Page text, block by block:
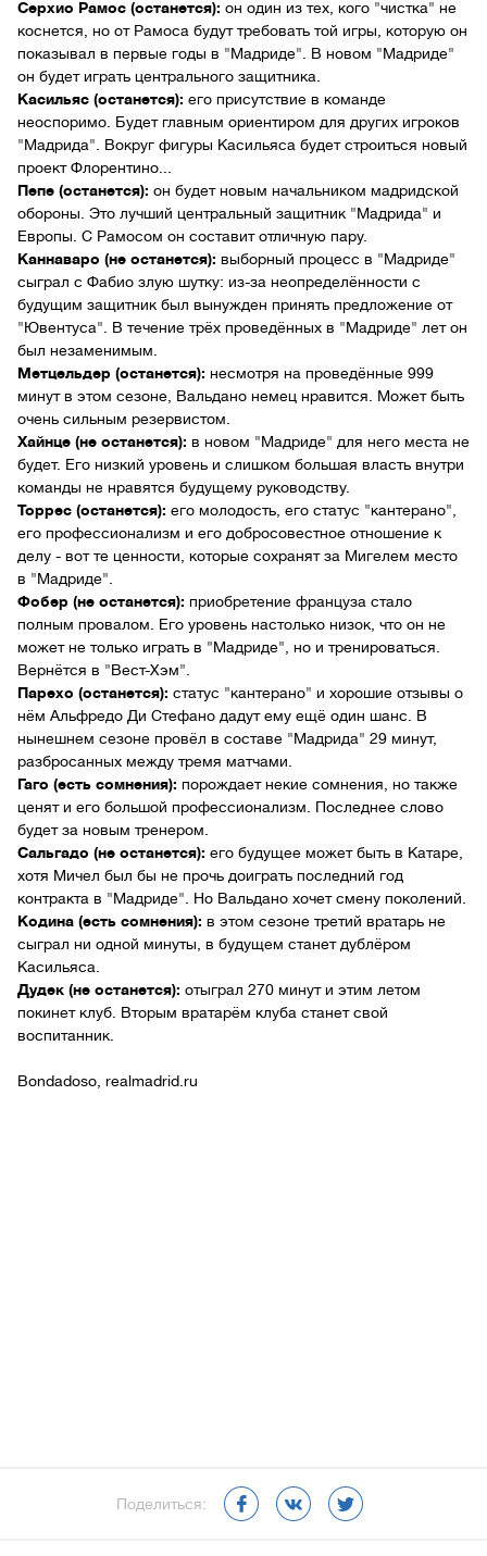
Серхио Рамос (останется): он один из тех, кого "чистка" не
коснется, но от Рамоса будут требовать той игры, которую он
показывал в первые годы в "Мадриде". В новом "Мадриде"
он будет играть центрального защитника.
Касильяс (останется): его присутствие в команде
неоспоримо. Будет главным ориентиром для других игроков
"Мадрида". Вокруг фигуры Касильяса будет строиться новый
проект Флорентино...
Пепе (останется): он будет новым начальником мадридской
обороны. Это лучший центральный защитник "Мадрида" и
Европы. С Рамосом он составит отличную пару.
Каннаваро (не останется): выборный процесс в "Мадриде"
сыграл с Фабио злую шутку: из-за неопределённости с
будущим защитник был вынужден принять предложение от
"Ювентуса". В течение трёх проведённых в "Мадриде" лет он
был незаменимым.
Метцельдер (останется): несмотря на проведённые 999
минут в этом сезоне, Вальдано немец нравится. Может быть
очень сильным резервистом.
Хайнце (не останется): в новом "Мадриде" для него места не
будет. Его низкий уровень и слишком большая власть внутри
команды не нравятся будущему руководству.
Торрес (останется): его молодость, его статус "кантерано",
его профессионализм и его добросовестное отношение к
делу - вот те ценности, которые сохранят за Мигелем место
в "Мадриде".
Фобер (не останется): приобретение француза стало
полным провалом. Его уровень настолько низок, что он не
может не только играть в "Мадриде", но и тренироваться.
Вернётся в "Вест-Хэм".
Парехо (останется): статус "кантерано" и хорошие отзывы о
нём Альфредо Ди Стефано дадут ему ещё один шанс. В
нынешнем сезоне провёл в составе "Мадрида" 29 минут,
разбросанных между тремя матчами.
Гаго (есть сомнения): порождает некие сомнения, но также
ценят и его большой профессионализм. Последнее слово
будет за новым тренером.
Сальгадо (не останется): его будущее может быть в Катаре,
хотя Мичел был бы не прочь доиграть последний год
контракта в "Мадриде". Но Вальдано хочет смену поколений.
Кодина (есть сомнения): в этом сезоне третий вратарь не
сыграл ни одной минуты, в будущем станет дублёром
Касильяса.
Дудек (не останется): отыграл 270 минут и этим летом
покинет клуб. Вторым вратарём клуба станет свой
воспитанник.
Bondadoso, realmadrid.ru
Поделиться: